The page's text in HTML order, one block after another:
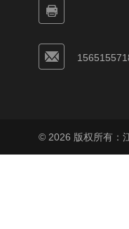
© 2026 版权所有：